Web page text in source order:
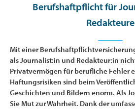
Berufshaftpflicht für
Redakteure
Mit einer
als Journalist:in und Redakteur:in
Privatvermögen für berufliche Fehler
Haftungsrisiken sind beim
Geschichten und Bildern enorm. Als
Sie Mut zur Wahrheit. Dank der